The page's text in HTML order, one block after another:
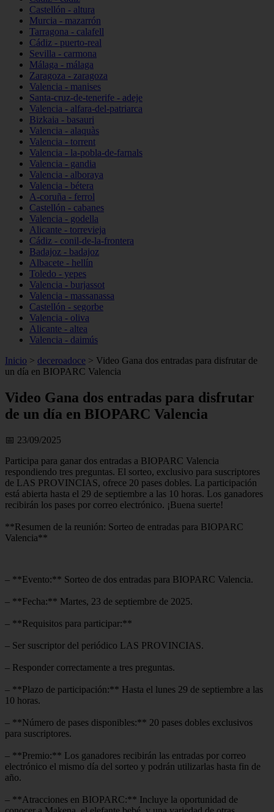
Castellón - altura
Murcia - mazarrón
Tarragona - calafell
Cádiz - puerto-real
Sevilla - carmona
Málaga - málaga
Zaragoza - zaragoza
Valencia - manises
Santa-cruz-de-tenerife - adeje
Valencia - alfara-del-patriarca
Bizkaia - basauri
Valencia - alaquàs
Valencia - torrent
Valencia - la-pobla-de-farnals
Valencia - gandia
Valencia - alboraya
Valencia - bétera
A-coruña - ferrol
Castellón - cabanes
Valencia - godella
Alicante - torrevieja
Cádiz - conil-de-la-frontera
Badajoz - badajoz
Albacete - hellín
Toledo - yepes
Valencia - burjassot
Valencia - massanassa
Castellón - segorbe
Valencia - oliva
Alicante - altea
Valencia - daimús
Inicio > deceroadoce > Video Gana dos entradas para disfrutar de
un día en BIOPARC Valencia
Video Gana dos entradas para disfrutar
de un día en BIOPARC Valencia
📅 23/09/2025
Participa para ganar dos entradas a BIOPARC Valencia
respondiendo tres preguntas. El sorteo, exclusivo para suscriptores
de LAS PROVINCIAS, ofrece 20 pases dobles. La participación
está abierta hasta el 29 de septiembre a las 10 horas. Los ganadores
recibirán los pases por correo electrónico. ¡Buena suerte!
**Resumen de la reunión: Sorteo de entradas para BIOPARC
Valencia**
– **Evento:** Sorteo de dos entradas para BIOPARC Valencia.
– **Fecha:** Martes, 23 de septiembre de 2025.
– **Requisitos para participar:**
– Ser suscriptor del periódico LAS PROVINCIAS.
– Responder correctamente a tres preguntas.
– **Plazo de participación:** Hasta el lunes 29 de septiembre a las
10 horas.
– **Número de pases disponibles:** 20 pases dobles exclusivos
para suscriptores.
– **Premio:** Los ganadores recibirán las entradas por correo
electrónico el mismo día del sorteo y podrán utilizarlas hasta fin de
año.
– **Atracciones en BIOPARC:** Incluye la oportunidad de